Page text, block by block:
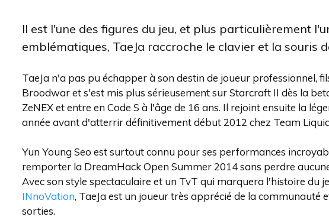
Il est l'une des figures du jeu, et plus particulièrement
emblématiques, TaeJa raccroche le clavier et la souris
TaeJa n'a pas pu échapper à son destin de joueur professionnel,
Broodwar et s'est mis plus sérieusement sur Starcraft II dès la
ZeNEX et entre en Code S à l'âge de 16 ans. Il rejoint ensuite la
année avant d'atterrir définitivement début 2012 chez Team
Yun Young Seo est surtout connu pour ses performances
remporter la DreamHack Open Summer 2014 sans perdre
Avec son style spectaculaire et un TvT qui marquera l'histoire du
INnoVation, TaeJa est un joueur très apprécié de la communauté
sorties.